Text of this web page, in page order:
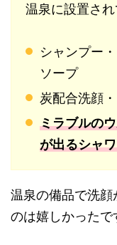
温泉に設置さ
シャンプー
ソープ
炭配合洗顔
ミラブルの
が出るシャ
温泉の備品で洗
のは嬉しかったで